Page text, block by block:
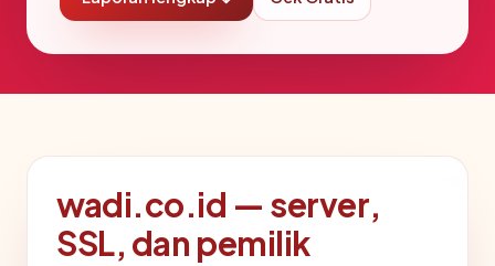
wadi.co.id — server,
SSL, dan pemilik